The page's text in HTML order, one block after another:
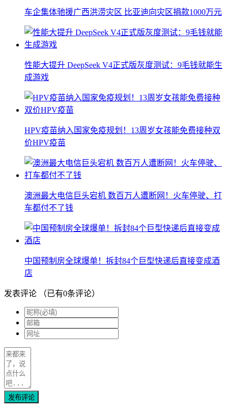
车企集体驰援广西洪涝灾区 比亚迪向灾区捐款1000万元
性能大提升 DeepSeek V4正式版灰度测试：9毛钱就能生
成游戏
HPV疫苗纳入国家免疫规划！13周岁女孩能免费接种双
价HPV疫苗
澳洲最大电信巨头宕机 数百万人遭断网！火车停驶、打
车都付不了钱
中国预制房全球爆单！拆封84个巨型快递后直接变成酒
店
发表评论 （已有0条评论）
发布评论